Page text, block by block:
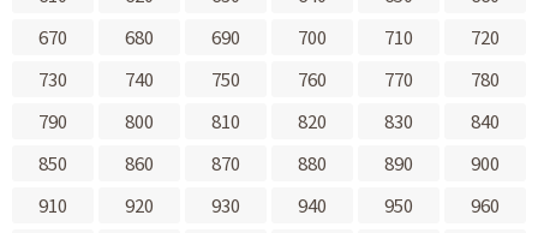
670
680 690 700 710
720
730
740 750 760 770
780
790
800 810 820 830
840
850
860 870 880 890
900
910
920 930 940 950
960